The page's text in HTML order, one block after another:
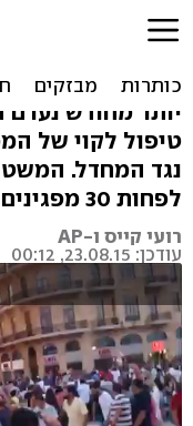
ביירות:
בגלל
יותר מחודש נערם
טיפול לקוי של
נגד המחדל.
לפחות 30 מפגינים
רועי קייס ו-AP
עודכן: 23.08.15, 00:12